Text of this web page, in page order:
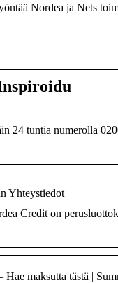
Nordea ja Nets
24 tuntia numerolla
Yhteystiedot
Credit on
maksutta tästä |